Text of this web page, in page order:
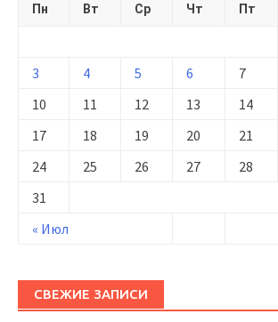
Пн Вт Ср Чт Пт
« Июл
3
4 5 6 7
10
11 12 13 14
17
18 19 20 21
24
25 26 27 28
31
СВЕЖИЕ ЗАПИСИ